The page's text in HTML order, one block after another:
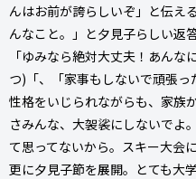
んはお前が誇らしいぞ」と伝え
んなこと。」と夕見子らしい返答
「ゆみなら絶対大丈夫！あん
つ)「、「家事もしないで頑張
性格をいじられながらも、家族
さみんな、大袈裟にしないでよ
て思ってないから。スキー大会
更に夕見子節を展開。とても大